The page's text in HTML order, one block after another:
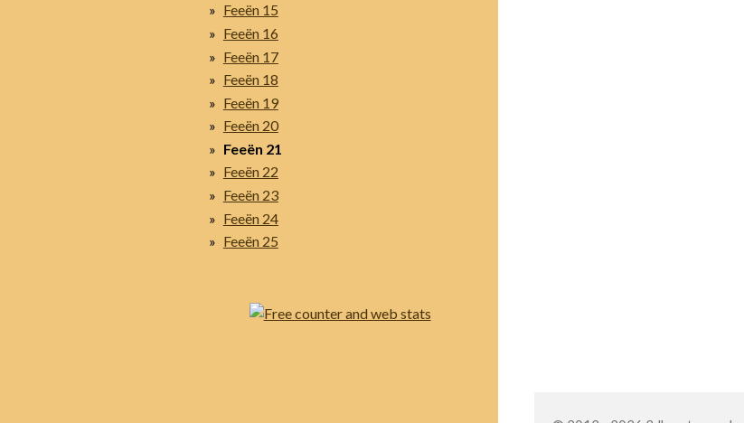
Feeën 15
Feeën 16
Feeën 17
Feeën 18
Feeën 19
Feeën 20
Feeën 21
Feeën 22
Feeën 23
Feeën 24
Feeën 25